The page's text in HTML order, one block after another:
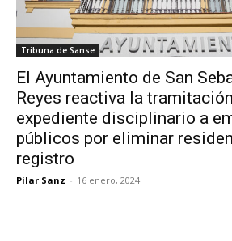
Tribuna de Sanse
El Ayuntamiento de San
Reyes reactiva la
expediente disciplinario a
públicos por eliminar
registro
Pilar Sanz - 16 enero, 2024